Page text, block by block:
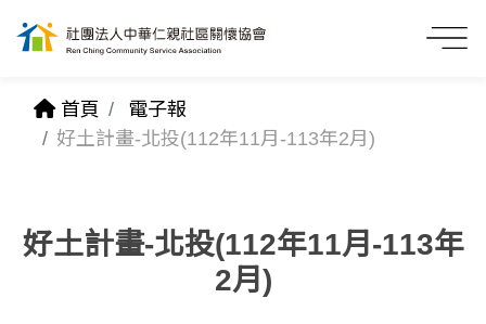
首頁
電子報
好土計畫-北投(112年11月-113年2月)
好土計畫-北投(112年11月-113年
2月)